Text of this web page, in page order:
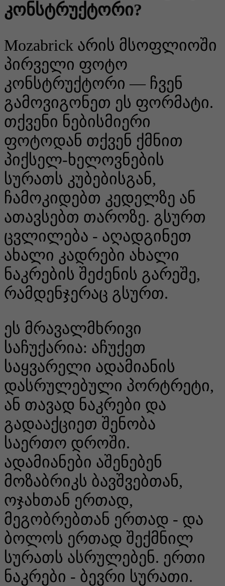
კონსტრუქტორი?
Mozabrick არის მსოფლიოში
პირველი ფოტო
კონსტრუქტორი — ჩვენ
გამოვიგონეთ ეს ფორმატი.
თქვენი ნებისმიერი
ფოტოდან თქვენ ქმნით
პიქსელ-ხელოვნების
სურათს კუბებისგან,
ჩამოკიდებთ კედელზე ან
ათავსებთ თაროზე. გსურთ
ცვლილება - აღადგინეთ
ახალი კადრები ახალი
ნაკრების შეძენის გარეშე,
რამდენჯერაც გსურთ.
ეს მრავალმხრივი
საჩუქარია: აჩუქეთ
საყვარელი ადამიანის
დასრულებული პორტრეტი,
ან თავად ნაკრები და
გადააქციეთ შენობა
საერთო დროში.
ადამიანები აშენებენ
მოზაბრიკს ბავშვებთან,
ოჯახთან ერთად,
მეგობრებთან ერთად - და
ბოლოს ერთად შექმნილ
სურათს ასრულებენ. ერთი
ნაკრები - ბევრი სურათი.